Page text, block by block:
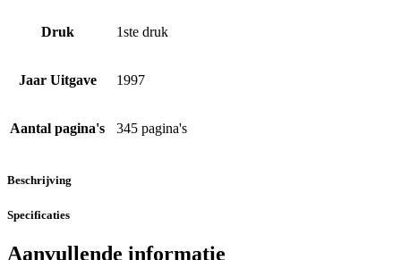
Druk 1ste druk
Jaar Uitgave 1997
Aantal pagina's 345 pagina's
Beschrijving
Specificaties
Aanvullende informatie